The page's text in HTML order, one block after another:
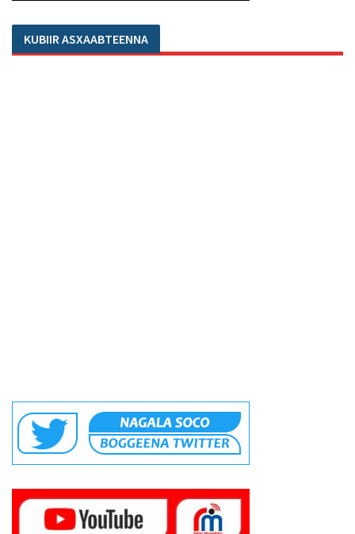
KUBIIR ASXAABTEENNA